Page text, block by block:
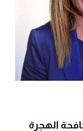
الهجرة